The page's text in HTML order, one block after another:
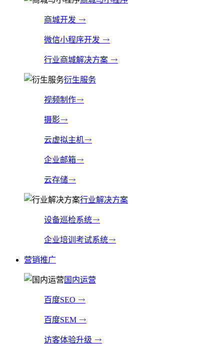
商城开发
微信小程序开发
行业商城解决方案
衍生服务
视频制作
摄影
云虚拟主机
企业邮箱
云存储
行业解决方案
设备巡检系统
企业培训考试系统
营销推广
国内运营
百度SEO
百度SEM
访客体验升级